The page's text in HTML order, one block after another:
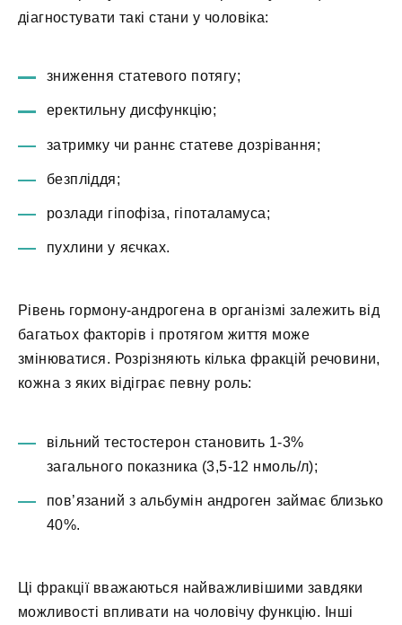
діагностувати такі стани у чоловіка:
зниження статевого потягу;
еректильну дисфункцію;
затримку чи раннє статеве дозрівання;
безпліддя;
розлади гіпофіза, гіпоталамуса;
пухлини у яєчках.
Рівень гормону-андрогена в організмі залежить від
багатьох факторів і протягом життя може
змінюватися. Розрізняють кілька фракцій речовини,
кожна з яких відіграє певну роль:
вільний тестостерон становить 1-3%
загального показника (3,5-12 нмоль/л);
пов’язаний з альбумін андроген займає близько
40%.
Ці фракції вважаються найважливішими завдяки
можливості впливати на чоловічу функцію. Інші